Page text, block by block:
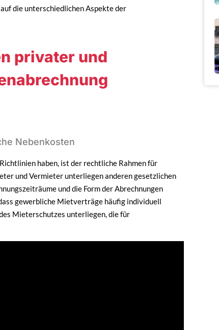
die unterschiedlichen Aspekte der
privater und
Nebenkosten
haben, ist der rechtliche Rahmen für
und Vermieter unterliegen anderen gesetzlichen
und die Form der Abrechnungen
gewerbliche Mietverträge häufig individuell
Mieterschutzes unterliegen, die für